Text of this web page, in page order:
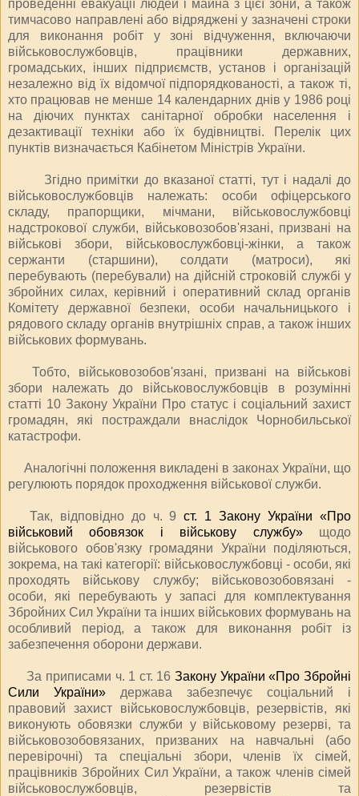
проведенні евакуації людей і майна з цієї зони, а також
тимчасово направлені або відряджені у зазначені строки
для виконання робіт у зоні відчуження, включаючи
військовослужбовців, працівники державних,
громадських, інших підприємств, установ і організацій
незалежно від їх відомчої підпорядкованості, а також ті,
хто працював не менше 14 календарних днів у 1986 році
на діючих пунктах санітарної обробки населення і
дезактивації техніки або їх будівництві. Перелік цих
пунктів визначається Кабінетом Міністрів України.
Згідно примітки до вказаної статті, тут і надалі до
військовослужбовців належать: особи офіцерського
складу, прапорщики, мічмани, військовослужбовці
надстрокової служби, військовозобов'язані, призвані на
військові збори, військовослужбовці-жінки, а також
сержанти (старшини), солдати (матроси), які
перебувають (перебували) на дійсній строковій службі у
збройних силах, керівний і оперативний склад органів
Комітету державної безпеки, особи начальницького і
рядового складу органів внутрішніх справ, а також інших
військових формувань.
Тобто, військовозобов'язані, призвані на військові
збори належать до військовослужбовців в розумінні
статті 10 Закону України Про статус і соціальний захист
громадян, які постраждали внаслідок Чорнобильської
катастрофи.
Аналогічні положення викладені в законах України, що
регулюють порядок проходження військової служби.
Так, відповідно до ч. 9ст. 1 Закону України «Про
військовий обовязок і військову службу»щодо
військового обов'язку громадяни України поділяються,
зокрема, на такі категорії: військовослужбовці - особи, які
проходять військову службу; військовозобовязані -
особи, які перебувають у запасі для комплектування
Збройних Сил України та інших військових формувань на
особливий період, а також для виконання робіт із
забезпечення оборони держави.
За приписами ч. 1 ст. 16Закону України «Про Збройні
Сили України» держава забезпечує соціальний і
правовий захист військовослужбовців, резервістів, які
виконують обовязки служби у військовому резерві, та
військовозобовязаних, призваних на навчальні (або
перевірочні) та спеціальні збори, членів їх сімей,
працівників Збройних Сил України, а також членів сімей
військовослужбовців, резервістів та